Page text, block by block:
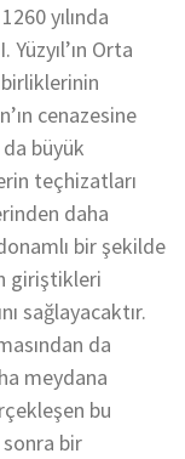
yılında
Orta
cenazesine
da büyük
teçhizatları
daha
bir şekilde
giriştikleri
sağlayacaktır.
da
meydana
bu
sonra bir